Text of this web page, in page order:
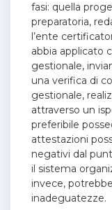
fasi: quella
preparatoria,
l’ente
abbia applicato
gestionale,
una verifica di
gestionale,
attraverso un
preferibile
attestazioni
negativi dal
il sistema
invece,
inadeguatezze.